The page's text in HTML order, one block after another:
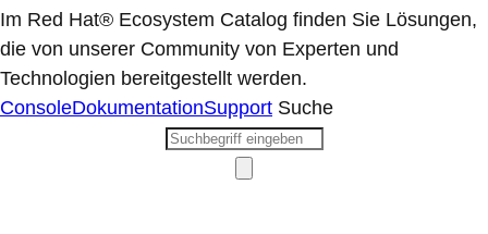
Im Red Hat® Ecosystem Catalog finden Sie Lösungen,
die von unserer Community von Experten und
Technologien bereitgestellt werden.
ConsoleDokumentationSupport Suche